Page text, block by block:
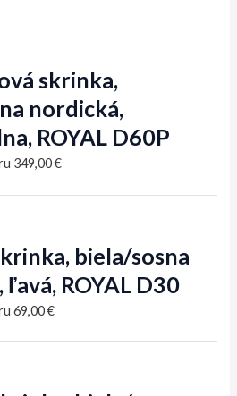
skrinka,
nordická,
ROYAL D60P
349,00€
biela/sosna
ROYAL D30
69,00€